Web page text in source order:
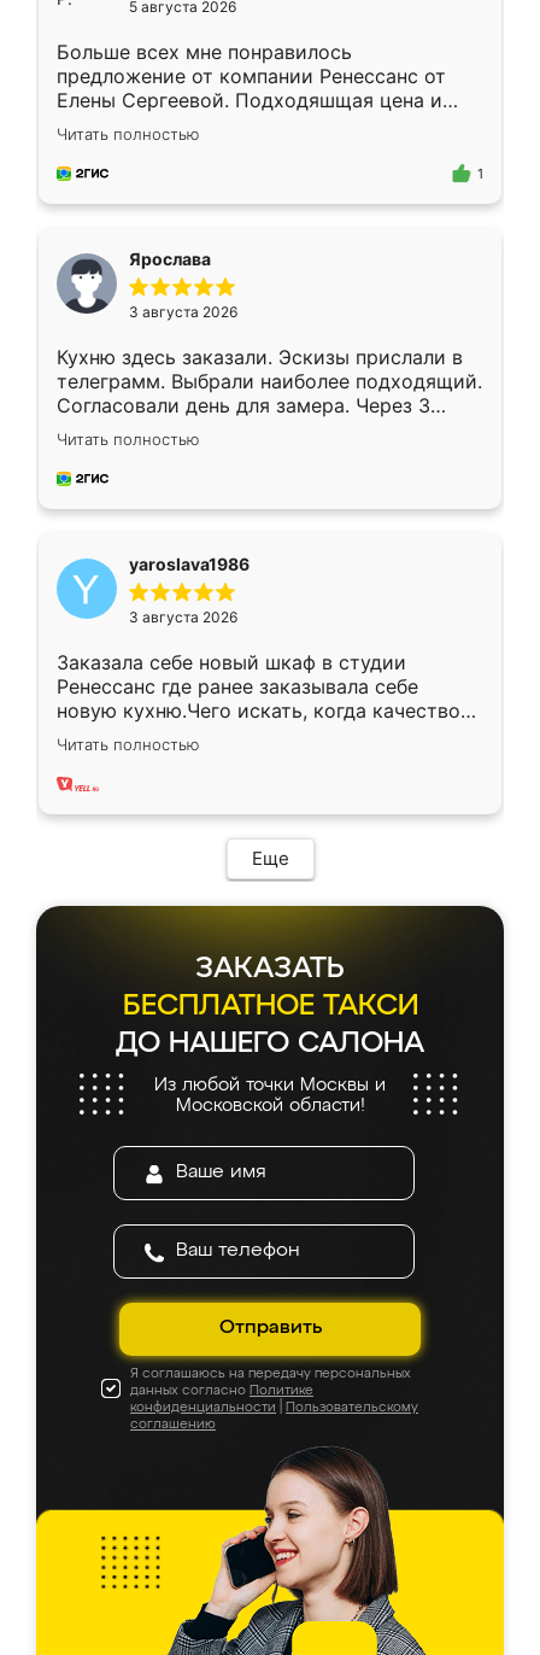
5 августа 2026
Больше всех мне понравилось
предложение от компании Ренессанс от
Елены Сергеевой. Подходяшщая цена и
короткие сроки изготовления. Приехавший
для замера сотрудник Владислав
предложил по моему эскизу самый
Читать полностью
1
Ярослава
3 августа 2026
Кухню здесь заказали. Эскизы прислали в
телеграмм. Выбрали наиболее подходящий.
Согласовали день для замера. Через 3
недели кухня была уже готова. Остались
довольны работой. Спасибо Ренессанс
мебель за качественную работу!
Читать полностью
yaroslava1986
3 августа 2026
Заказала себе новый шкаф в студии
Ренессанс где ранее заказывала себе
новую кухню.Чего искать, когда качеством
вполне довольна. Служит кухня уже почти
два года, нареканий нет.
Читать полностью
Еще
ЗАКАЗАТЬ
БЕСПЛАТНОЕ ТАКСИ
ДО НАШЕГО САЛОНА
Из любой точки Москвы и
Московской области!
Отправить
Я соглашаюсь на передачу персональных
данных согласно Политике
конфиденциальности
Пользовательскому
соглашению